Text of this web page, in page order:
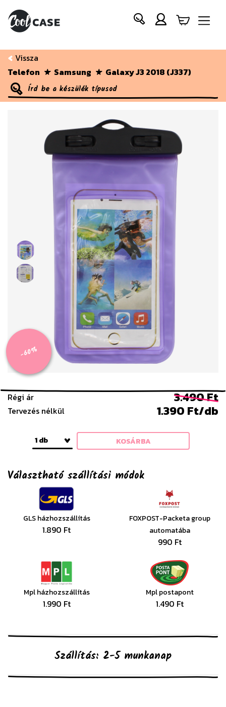
Vissza
Telefon
Samsung Galaxy J3 2018 (J337)
-60%
Régi ár 3.490 Ft
Tervezés nélkül 1.390 Ft/db
1 db KOSÁRBA
Választható szállítási módok
GLS házhozszállítás
1.890 Ft
FOXPOST-Packeta group
automatába
990 Ft
Mpl házhozszállítás
1.990 Ft
Mpl postapont
1.490 Ft
Szállítás: 2-5 munkanap